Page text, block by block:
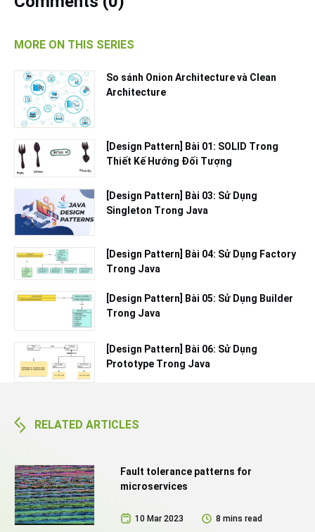
MORE ON THIS SERIES
So sánh Onion Architecture và Clean
Architecture
[Design Pattern] Bài 01: SOLID Trong
Thiết Kế Hướng Đối Tượng
[Design Pattern] Bài 03: Sử Dụng
Singleton Trong Java
[Design Pattern] Bài 04: Sử Dụng Factory
Trong Java
[Design Pattern] Bài 05: Sử Dụng Builder
Trong Java
[Design Pattern] Bài 06: Sử Dụng
Prototype Trong Java
RELATED ARTICLES
Fault tolerance patterns for
microservices
10 Mar 2023 8 mins read